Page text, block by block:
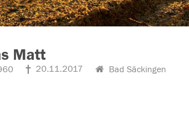
Matt
20.11.2017 Bad Säckingen